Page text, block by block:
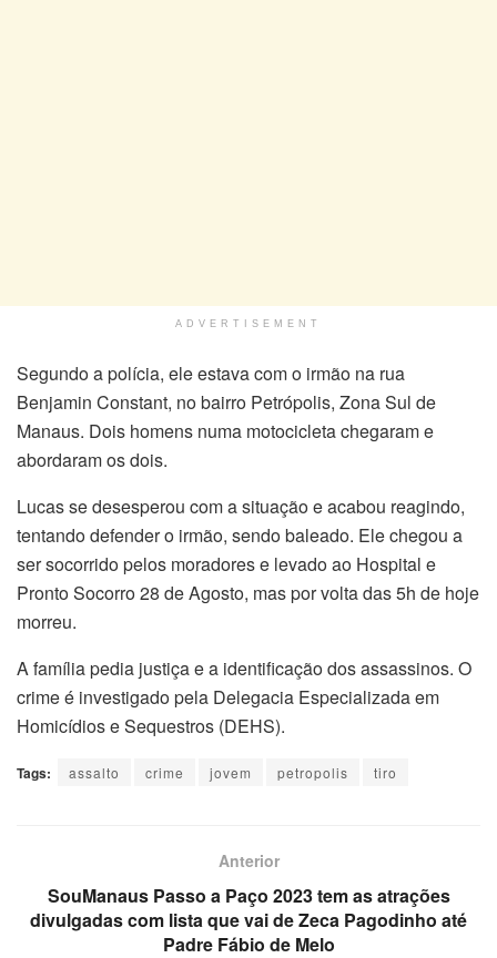
ADVERTISEMENT
Segundo a polícia, ele estava com o irmão na rua
Benjamin Constant, no bairro Petrópolis, Zona Sul de
Manaus. Dois homens numa motocicleta chegaram e
abordaram os dois.
Lucas se desesperou com a situação e acabou reagindo,
tentando defender o irmão, sendo baleado. Ele chegou a
ser socorrido pelos moradores e levado ao Hospital e
Pronto Socorro 28 de Agosto, mas por volta das 5h de hoje
morreu.
A família pedia justiça e a identificação dos assassinos. O
crime é investigado pela Delegacia Especializada em
Homicídios e Sequestros (DEHS).
Tags: assalto crime jovem petropolis tiro
Anterior
SouManaus Passo a Paço 2023 tem as atrações
divulgadas com lista que vai de Zeca Pagodinho até
Padre Fábio de Melo